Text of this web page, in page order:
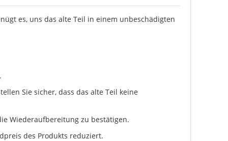
es, uns das alte Teil in einem unbeschädigten
Sie sicher, dass das alte Teil keine
Wiederaufbereitung zu bestätigen.
des Produkts reduziert.